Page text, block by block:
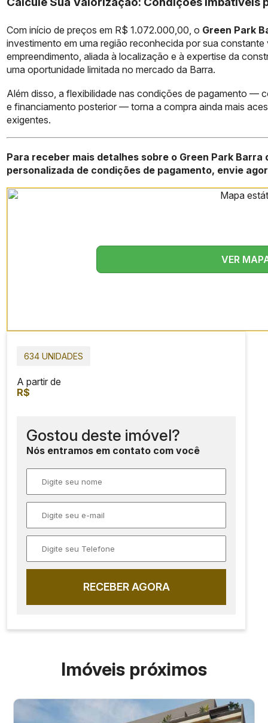
Com início de preços em R$ 1.072.000,00, o Green Park
investimento em uma região reconhecida por sua
empreendimento, aliada à localização e à expertise da
uma oportunidade limitada no mercado da Barra.
Além disso, a flexibilidade nas condições de pagamento —
e financiamento posterior — torna a compra ainda mais
exigentes.
Para receber mais detalhes sobre o Green Park
personalizada de condições de pagamento, envie
VER
634 UNIDADES
A partir de
R$
Gostou deste imóvel?
Nós entramos em contato com você
RECEBER AGORA
Imóveis próximos